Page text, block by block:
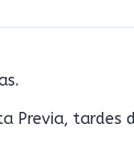
Previa, tardes